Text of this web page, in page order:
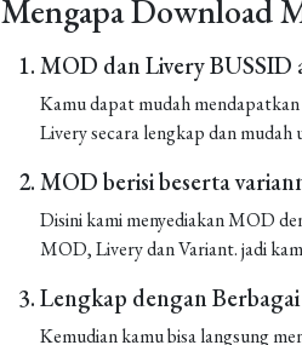
Mengapa Download
MOD dan Livery BUSSID
Kamu dapat mudah
Livery secara lengkap dan
MOD berisi beserta
Disini kami menyediakan MOD
MOD, Livery dan Variant. jadi
Lengkap dengan
Kemudian kamu bisa langsung